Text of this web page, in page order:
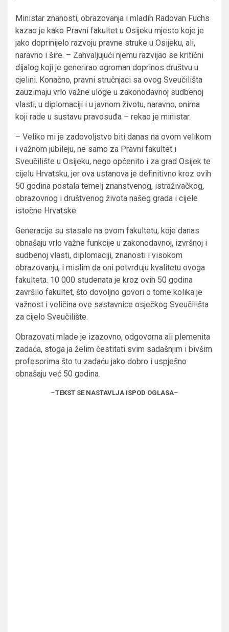
Ministar znanosti, obrazovanja i mladih Radovan Fuchs
kazao je kako Pravni fakultet u Osijeku mjesto koje je
jako doprinijelo razvoju pravne struke u Osijeku, ali,
naravno i šire. – Zahvaljujući njemu razvijao se kritični
dijalog koji je generirao ogroman doprinos društvu u
cjelini. Konačno, pravni stručnjaci sa ovog Sveučilišta
zauzimaju vrlo važne uloge u zakonodavnoj sudbenoj
vlasti, u diplomaciji i u javnom životu, naravno, onima
koji rade u sustavu pravosuđa – rekao je ministar.
– Veliko mi je zadovoljstvo biti danas na ovom velikom
i važnom jubileju, ne samo za Pravni fakultet i
Sveučilište u Osijeku, nego općenito i za grad Osijek te
cijelu Hrvatsku, jer ova ustanova je definitivno kroz ovih
50 godina postala temelj znanstvenog, istraživačkog,
obrazovnog i društvenog života našeg grada i cijele
istočne Hrvatske.
Generacije su stasale na ovom fakultetu, koje danas
obnašaju vrlo važne funkcije u zakonodavnoj, izvršnoj i
sudbenoj vlasti, diplomaciji, znanosti i visokom
obrazovanju, i mislim da oni potvrđuju kvalitetu ovoga
fakulteta. 10 000 studenata je kroz ovih 50 godina
završilo fakultet, što dovoljno govori o tome kolika je
važnost i veličina ove sastavnice osječkog Sveučilišta
za cijelo Sveučilište.
Obrazovati mlade je izazovno, odgovorna ali plemenita
zadaća, stoga ja želim čestitati svim sadašnjim i bivšim
profesorima što tu zadaću jako dobro i uspješno
obnašaju već 50 godina.
–TEKST SE NASTAVLJA ISPOD OGLASA–